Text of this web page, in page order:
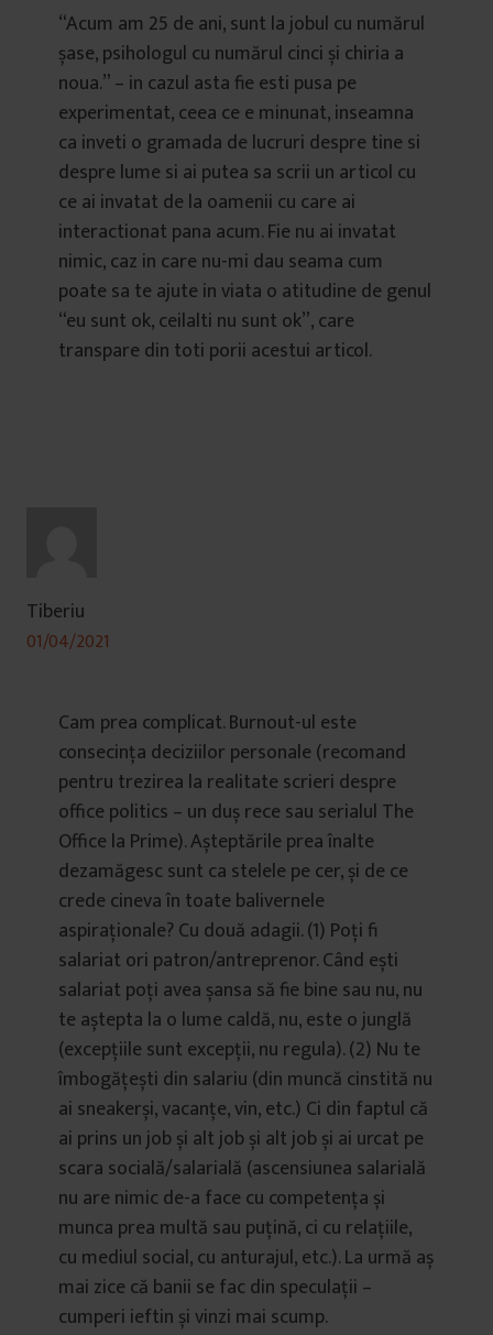
“Acum am 25 de ani, sunt la jobul cu numărul
șase, psihologul cu numărul cinci și chiria a
noua.” – in cazul asta fie esti pusa pe
experimentat, ceea ce e minunat, inseamna
ca inveti o gramada de lucruri despre tine si
despre lume si ai putea sa scrii un articol cu
ce ai invatat de la oamenii cu care ai
interactionat pana acum. Fie nu ai invatat
nimic, caz in care nu-mi dau seama cum
poate sa te ajute in viata o atitudine de genul
“eu sunt ok, ceilalti nu sunt ok”, care
transpare din toti porii acestui articol.
Tiberiu
01/04/2021
Cam prea complicat. Burnout-ul este
consecința deciziilor personale (recomand
pentru trezirea la realitate scrieri despre
office politics – un duș rece sau serialul The
Office la Prime). Așteptările prea înalte
dezamăgesc sunt ca stelele pe cer, și de ce
crede cineva în toate balivernele
aspiraționale? Cu două adagii. (1) Poți fi
salariat ori patron/antreprenor. Când ești
salariat poți avea șansa să fie bine sau nu, nu
te aștepta la o lume caldă, nu, este o junglă
(excepțiile sunt excepții, nu regula). (2) Nu te
îmbogățești din salariu (din muncă cinstită nu
ai sneakerși, vacanțe, vin, etc.) Ci din faptul că
ai prins un job și alt job și alt job și ai urcat pe
scara socială/salarială (ascensiunea salarială
nu are nimic de-a face cu competența și
munca prea multă sau puțină, ci cu relațiile,
cu mediul social, cu anturajul, etc.). La urmă aș
mai zice că banii se fac din speculații –
cumperi ieftin și vinzi mai scump.